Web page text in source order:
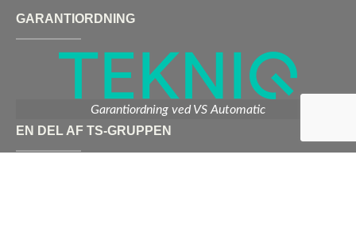
GARANTIORDNING
Garantiordning ved VS Automatic
EN DEL AF TS-GRUPPEN